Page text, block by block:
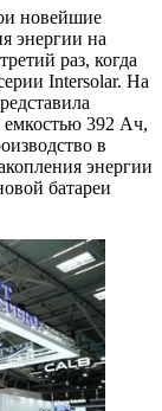
новейшие
энергии на
раз, когда
Intersolar. На
емкостью 392 Ач,
в
энергии
батареи